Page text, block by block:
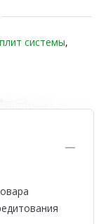
с центральным
DC
места в
или нагретый
системы,